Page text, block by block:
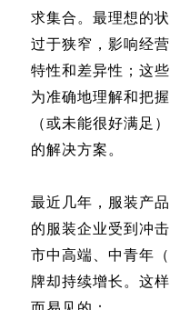
求集合。最理想的
过于狭窄，影响经
特性和差异性；这
为准确地理解和把
（或未能很好满足
的解决方案。
最近几年，服装产
的服装企业受到冲
市中高端、中青年
牌却持续增长。这